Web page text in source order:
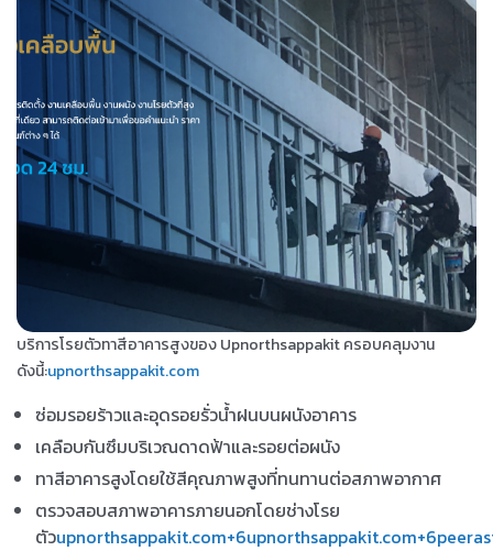
บริการโรยตัวทาสีอาคารสูงของ Upnorthsappakit ครอบคลุมงาน
ดังนี้:upnorthsappakit.com
ซ่อมรอยร้าวและอุดรอยรั่วน้ำฝนบนผนังอาคาร
เคลือบกันซึมบริเวณดาดฟ้าและรอยต่อผนัง
ทาสีอาคารสูงโดยใช้สีคุณภาพสูงที่ทนทานต่อสภาพอากาศ
ตรวจสอบสภาพอาคารภายนอกโดยช่างโรย
ตัว